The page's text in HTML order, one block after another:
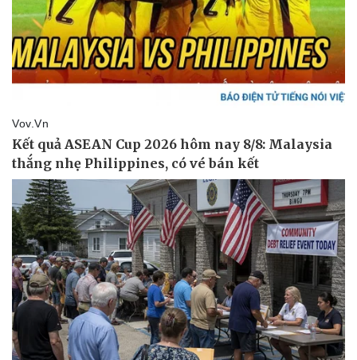
Tin nóng
Tư vấn luật
Việt Nam
Phân tích